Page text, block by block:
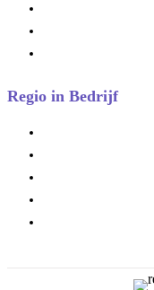
Regio in Bedrijf